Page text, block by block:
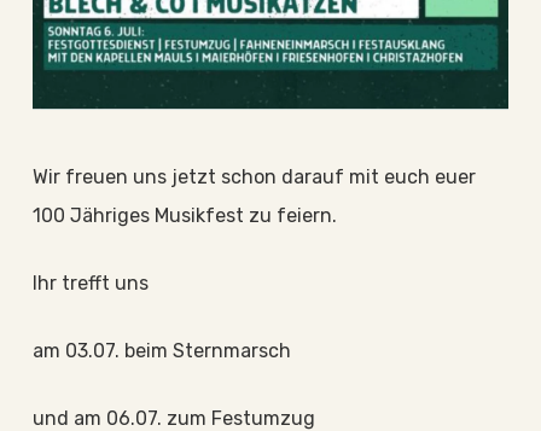
Wir freuen uns jetzt schon darauf mit euch euer
100 Jähriges Musikfest zu feiern.
Ihr trefft uns
am 03.07. beim Sternmarsch
und am 06.07. zum Festumzug